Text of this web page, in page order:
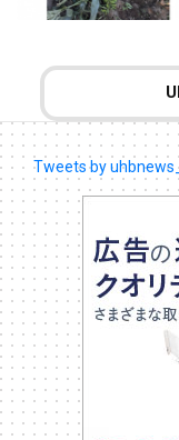
Tweets by